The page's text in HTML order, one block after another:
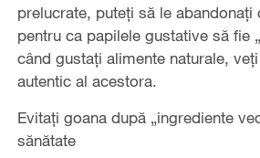
prelucrate, puteți să le abandonați
pentru ca papilele gustative să fie
când gustați alimente naturale,
autentic al acestora.
Evitați goana după „ingrediente
sănătate